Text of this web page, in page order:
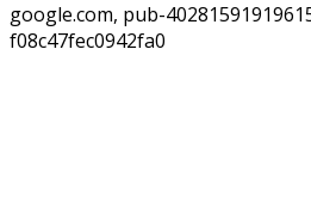
google.com, pub-
f08c47fec0942fa0